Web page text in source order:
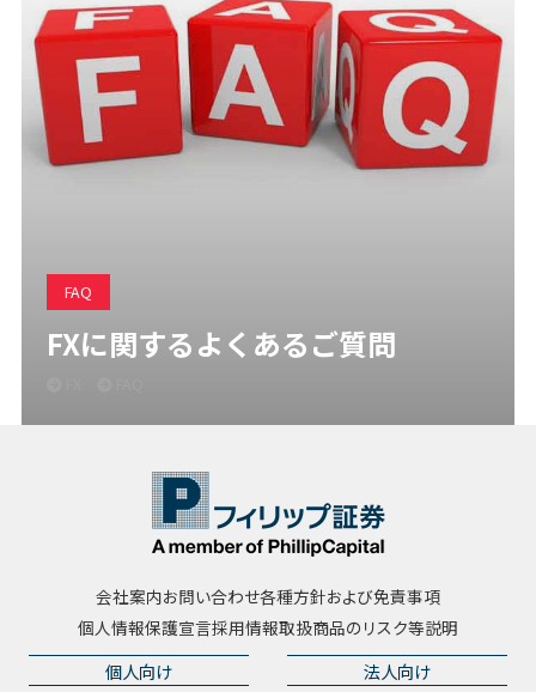
FAQ
FXに関するよくあるご質問
会社案内お問い合わせ各種方針および免責事項
個人情報保護宣言採用情報取扱商品のリスク等説明
個人向け 法人向け